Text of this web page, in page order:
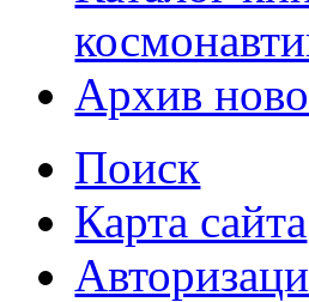
Архив
Поиск
Карта сайта